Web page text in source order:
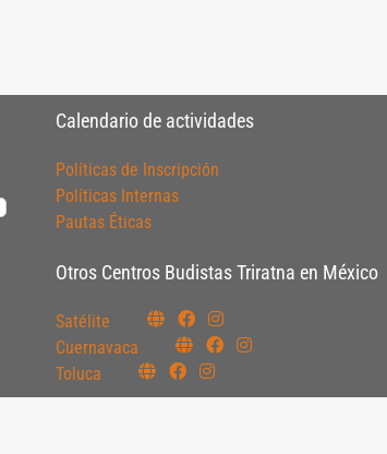
Calendario de actividades
Políticas de Inscripción
Políticas Internas
Pautas Éticas
Otros Centros Budistas Triratna en México
Satélite
Cuernavaca
Toluca